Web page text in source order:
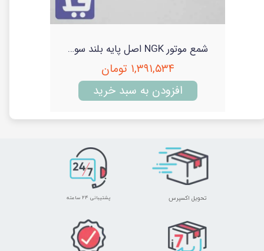
شمع موتور NGK اصل پایه بلند سوزنی پلاتینیوم مدل 5018 جی پاور (ان جی کا)
۱,۳۹۱,۵۳۴ تومان
افزودن به سبد خرید
تحویل اکسپرس پشتیبانی ۲۴ ساعته